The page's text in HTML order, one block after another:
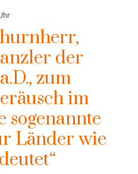
der
zum
im
sogenannte
Länder wie